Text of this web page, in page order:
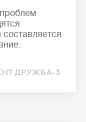
ДРУЖБА-3